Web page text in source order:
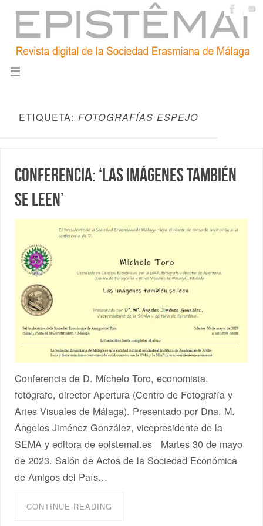
ETIQUETA: FOTOGRAFÍAS ESPEJO
Conferencia: ‘Las imágenes también
se leen’
Conferencia de D. Míchelo Toro, economista,
fotógrafo, director Apertura (Centro de Fotografía y
Artes Visuales de Málaga). Presentado por Dña. M.
Ángeles Jiménez González, vicepresidente de la
SEMA y editora de epistemai.es Martes 30 de mayo
de 2023. Salón de Actos de la Sociedad Económica
de Amigos del País…
CONTINUE READING